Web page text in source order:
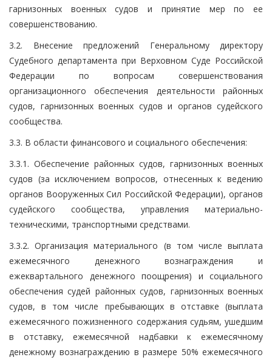
гарнизонных военных судов и принятие мер по ее
совершенствованию.
3.2. Внесение предложений Генеральному директору
Судебного департамента при Верховном Суде Российской
Федерации по вопросам совершенствования
организационного обеспечения деятельности районных
судов, гарнизонных военных судов и органов судейского
сообщества.
3.3. В области финансового и социального обеспечения:
3.3.1. Обеспечение районных судов, гарнизонных военных
судов (за исключением вопросов, отнесенных к ведению
органов Вооруженных Сил Российской Федерации), органов
судейского сообщества, управления материально-
техническими, транспортными средствами.
3.3.2. Организация материального (в том числе выплата
ежемесячного денежного вознаграждения и
ежеквартального денежного поощрения) и социального
обеспечения судей районных судов, гарнизонных военных
судов, в том числе пребывающих в отставке (выплата
ежемесячного пожизненного содержания судьям, ушедшим
в отставку, ежемесячной надбавки к ежемесячному
денежному вознаграждению в размере 50% ежемесячного